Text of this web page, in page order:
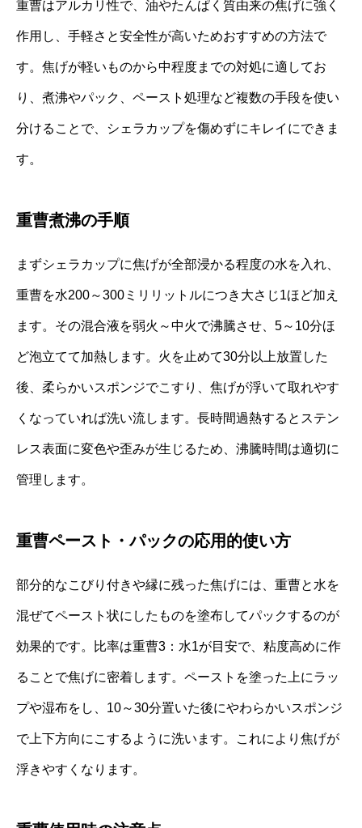
重曹はアルカリ性で、油やたんぱく質由来の焦げに強く
作用し、手軽さと安全性が高いためおすすめの方法で
す。焦げが軽いものから中程度までの対処に適してお
り、煮沸やパック、ペースト処理など複数の手段を使い
分けることで、シェラカップを傷めずにキレイにできま
す。
重曹煮沸の手順
まずシェラカップに焦げが全部浸かる程度の水を入れ、
重曹を水200～300ミリリットルにつき大さじ1ほど加え
ます。その混合液を弱火～中火で沸騰させ、5～10分ほ
ど泡立てて加熱します。火を止めて30分以上放置した
後、柔らかいスポンジでこすり、焦げが浮いて取れやす
くなっていれば洗い流します。長時間過熱するとステン
レス表面に変色や歪みが生じるため、沸騰時間は適切に
管理します。
重曹ペースト・パックの応用的使い方
部分的なこびり付きや縁に残った焦げには、重曹と水を
混ぜてペースト状にしたものを塗布してパックするのが
効果的です。比率は重曹3：水1が目安で、粘度高めに作
ることで焦げに密着します。ペーストを塗った上にラッ
プや湿布をし、10～30分置いた後にやわらかいスポンジ
で上下方向にこするように洗います。これにより焦げが
浮きやすくなります。